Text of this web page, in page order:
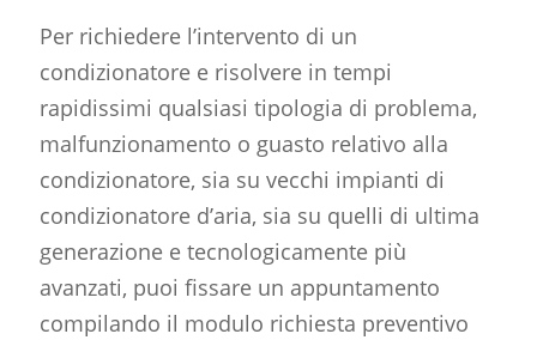
Per richiedere l’intervento di un
condizionatore e risolvere in tempi
rapidissimi qualsiasi tipologia di problema,
malfunzionamento o guasto relativo alla
condizionatore, sia su vecchi impianti di
condizionatore d’aria, sia su quelli di ultima
generazione e tecnologicamente più
avanzati, puoi fissare un appuntamento
compilando il modulo richiesta preventivo